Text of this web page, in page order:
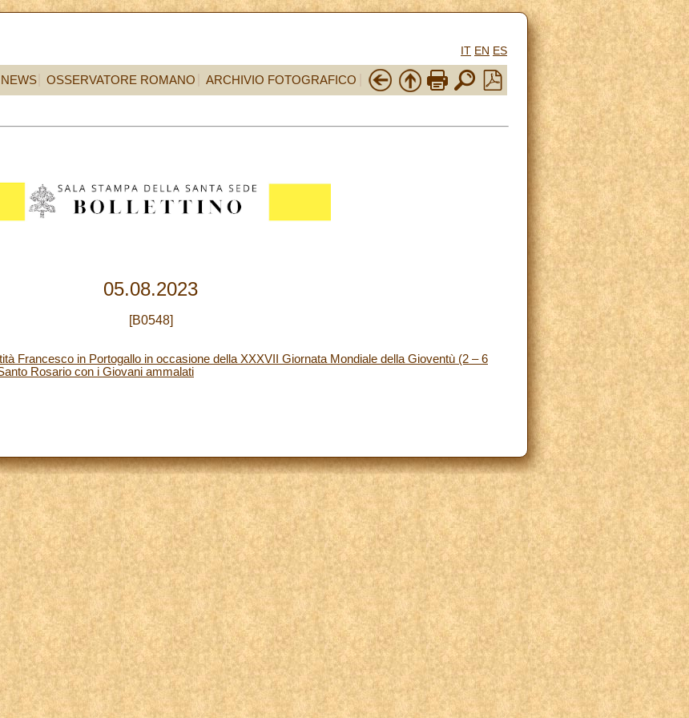
IT EN ES
OSSERVATORE ROMANO ARCHIVIO FOTOGRAFICO
05.08.2023
[B0548]
Francesco in Portogallo in occasione della XXXVII Giornata Mondiale della Gioventù (2 – 6
Rosario con i Giovani ammalati